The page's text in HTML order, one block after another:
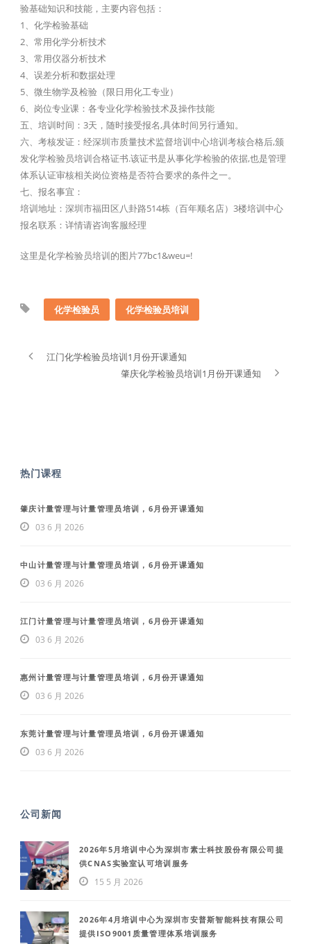
验基础知识和技能，主要内容包括：
1、化学检验基础
2、常用化学分析技术
3、常用仪器分析技术
4、误差分析和数据处理
5、微生物学及检验（限日用化工专业）
6、岗位专业课：各专业化学检验技术及操作技能
五、培训时间：3天，随时接受报名,具体时间另行通知。
六、考核发证：经深圳市质量技术监督培训中心培训考核合格后,颁
发化学检验员培训合格证书.该证书是从事化学检验的依据,也是管理
体系认证审核相关岗位资格是否符合要求的条件之一。
七、报名事宜：
培训地址：深圳市福田区八卦路514栋（百年顺名店）3楼培训中心
报名联系：详情请咨询客服经理
这里是化学检验员培训的图片77bc1&weu=!
化学检验员 化学检验员培训
江门化学检验员培训1月份开课通知
肇庆化学检验员培训1月份开课通知
热门课程
肇庆计量管理与计量管理员培训，6月份开课通知
03 6 月 2026
中山计量管理与计量管理员培训，6月份开课通知
03 6 月 2026
江门计量管理与计量管理员培训，6月份开课通知
03 6 月 2026
惠州计量管理与计量管理员培训，6月份开课通知
03 6 月 2026
东莞计量管理与计量管理员培训，6月份开课通知
03 6 月 2026
公司新闻
2026年5月培训中心为深圳市素士科技股份有限公司提
供CNAS实验室认可培训服务
15 5 月 2026
2026年4月培训中心为深圳市安普斯智能科技有限公司
提供ISO9001质量管理体系培训服务